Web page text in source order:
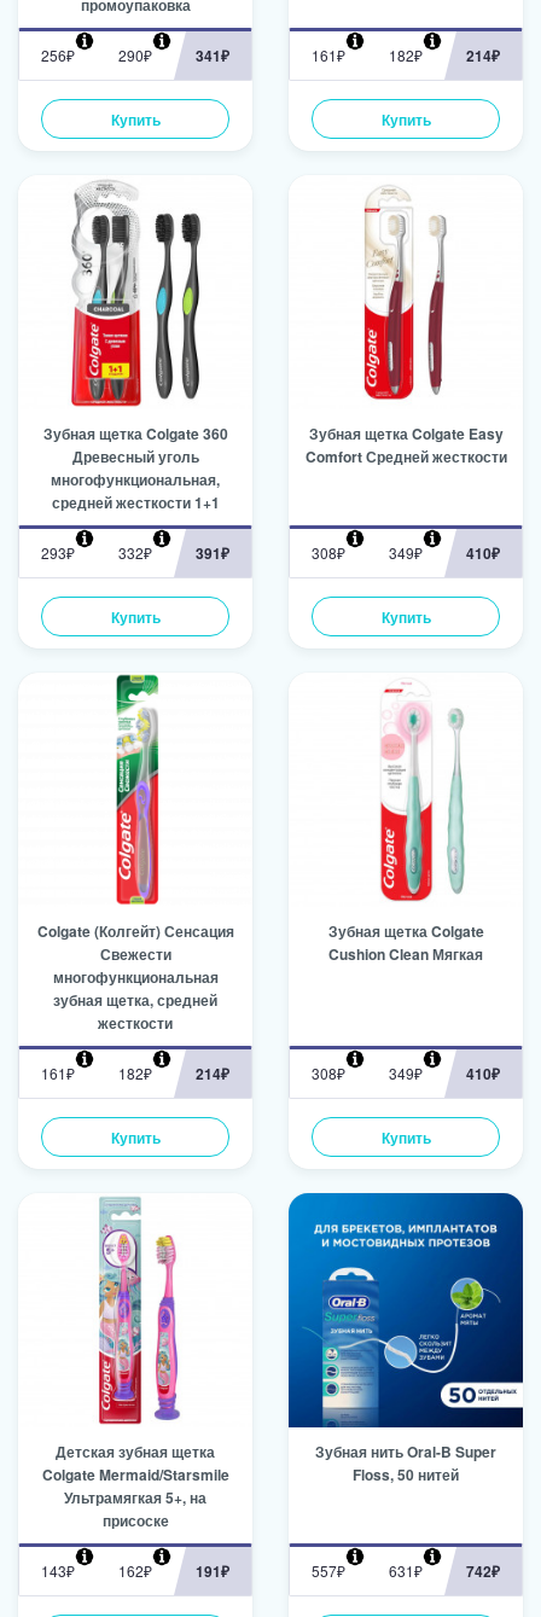
промоупаковка
256₽ 290₽ 341₽
Купить
161₽ 182₽ 214₽
Купить
Зубная щетка Colgate 360
Древесный уголь
многофункциональная,
средней жесткости 1+1
293₽ 332₽ 391₽
Купить
Зубная щетка Colgate Easy
Comfort Средней жесткости
308₽ 349₽ 410₽
Купить
Colgate (Колгейт) Сенсация
Свежести
многофункциональная
зубная щетка, средней
жесткости
161₽ 182₽ 214₽
Купить
Зубная щетка Colgate
Cushion Clean Мягкая
308₽ 349₽ 410₽
Купить
Детская зубная щетка
Colgate Mermaid/Starsmile
Ультрамягкая 5+, на
присоске
143₽ 162₽ 191₽
Зубная нить Oral-B Super
Floss, 50 нитей
557₽ 631₽ 742₽